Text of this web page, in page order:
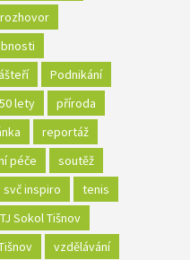
Podnikání
lety
příroda
reportáž
péče
soutěž
svč inspiro
tenis
TJ Sokol Tišnov
vzdělávání